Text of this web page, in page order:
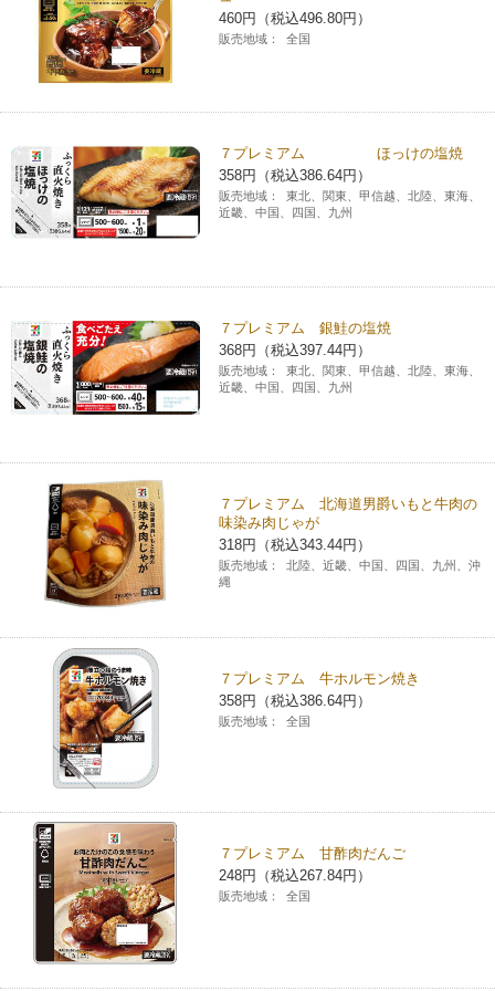
460円（税込496.80円）
販売地域： 全国
７プレミアム ほっけの塩焼
358円（税込386.64円）
販売地域：
東北、関東、甲信越、北陸、東海、
近畿、中国、四国、九州
７プレミアム 銀鮭の塩焼
368円（税込397.44円）
販売地域：
東北、関東、甲信越、北陸、東海、
近畿、中国、四国、九州
７プレミアム 北海道男爵いもと牛肉の
味染み肉じゃが
318円（税込343.44円）
販売地域：
北陸、近畿、中国、四国、九州、沖
縄
７プレミアム 牛ホルモン焼き
358円（税込386.64円）
販売地域： 全国
７プレミアム 甘酢肉だんご
248円（税込267.84円）
販売地域： 全国